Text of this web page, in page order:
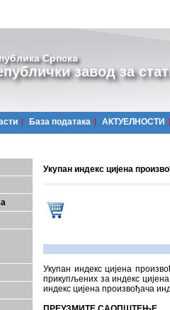
Српска
завод за
Базa података АКТУЕЛНОСТИ
Укупан индекс цијена
Укупан индекс цијена
прикупљених за индекс
индекс цијена произвођача